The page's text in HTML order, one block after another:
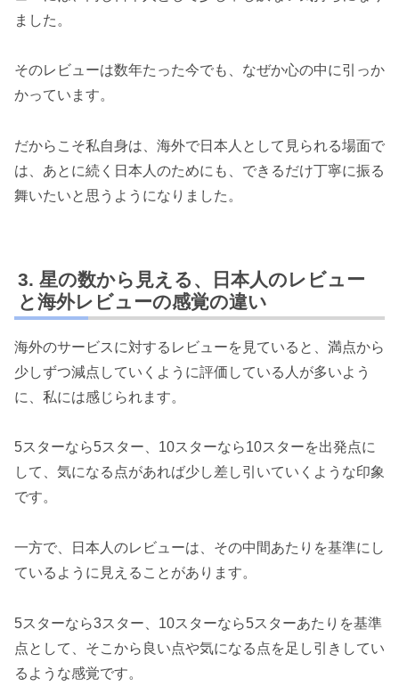
ました。
そのレビューは数年たった今でも、なぜか心の中に引っか
かっています。
だからこそ私自身は、海外で日本人として見られる場面で
は、あとに続く日本人のためにも、できるだけ丁寧に振る
舞いたいと思うようになりました。
星の数から見える、日本人のレビュー
と海外レビューの感覚の違い
海外のサービスに対するレビューを見ていると、満点から
少しずつ減点していくように評価している人が多いよう
に、私には感じられます。
5スターなら5スター、10スターなら10スターを出発点に
して、気になる点があれば少し差し引いていくような印象
です。
一方で、日本人のレビューは、その中間あたりを基準にし
ているように見えることがあります。
5スターなら3スター、10スターなら5スターあたりを基準
点として、そこから良い点や気になる点を足し引きしてい
るような感覚です。